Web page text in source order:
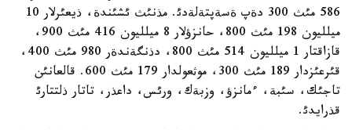
586 مئث 300 دةپ ةسةپتةلةدئ. مذنئث ئشئندة، ذيعئرلار 10
ميلليون 198 مئث 800، حانزؤلار 8 ميلليون 416 مئث 900،
قازاقتار 1 ميلليون 514 مئث 800، دذنگةندةر 980 مئث 400،
قئرعئزدار 189 مئث 300، موثعولدار 179 مئث 600. قالعانئن
تاجئك، سئبة، ءمانزؤ، وزبةك، ورئس، داعذر، تاتار ذلتتارئ
قذرايدئ.